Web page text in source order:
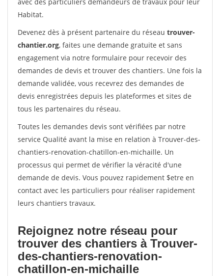
Habitat.
Devenez dès à présent partenaire du réseau trouver-
chantier.org, faites une demande gratuite et sans
engagement via notre formulaire pour recevoir des
demandes de devis et trouver des chantiers. Une fois la
demande validée, vous recevrez des demandes de
devis enregistrées depuis les plateformes et sites de
tous les partenaires du réseau.
Toutes les demandes devis sont vérifiées par notre
service Qualité avant la mise en relation à Trouver-des-
chantiers-renovation-chatillon-en-michaille. Un
processus qui permet de vérifier la véracité d'une
demande de devis. Vous pouvez rapidement $etre en
contact avec les particuliers pour réaliser rapidement
leurs chantiers travaux.
Rejoignez notre réseau pour
trouver des chantiers à Trouver-
des-chantiers-renovation-
chatillon-en-michaille